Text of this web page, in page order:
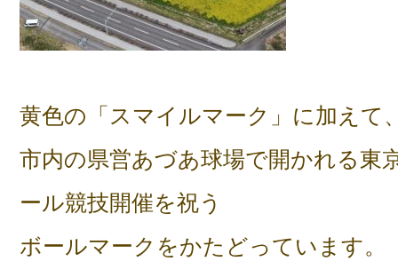
黄色の「スマイルマーク」に加えて
市内の県営あづあ球場で開かれる東
ール競技開催を祝う
ボールマークをかたどっています。